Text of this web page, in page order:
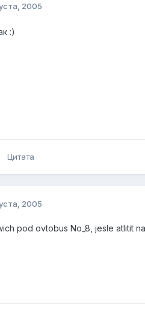
2005
:)
Цитата
2005
pod ovtobus No_8, jesle atlitit